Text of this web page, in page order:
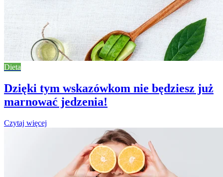
Dieta
Dzięki tym wskazówkom nie będziesz już
marnować jedzenia!
Czytaj więcej